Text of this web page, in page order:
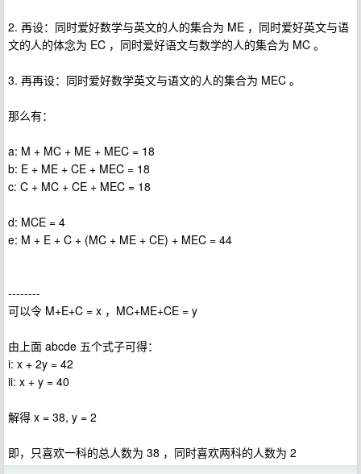
2. 再设：同时爱好数学与英文的人的集合为 ME ，同时爱好英文与语
文的人的体念为 EC ，同时爱好语文与数学的人的集合为 MC 。
3. 再再设：同时爱好数学英文与语文的人的集合为 MEC 。
那么有：
a: M + MC + ME + MEC = 18
b: E + ME + CE + MEC = 18
c: C + MC + CE + MEC = 18
d: MCE = 4
e: M + E + C + (MC + ME + CE) + MEC = 44
--------
可以令 M+E+C = x ，MC+ME+CE = y
由上面 abcde 五个式子可得：
i: x + 2y = 42
ii: x + y = 40
解得 x = 38, y = 2
即，只喜欢一科的总人数为 38 ，同时喜欢两科的人数为 2